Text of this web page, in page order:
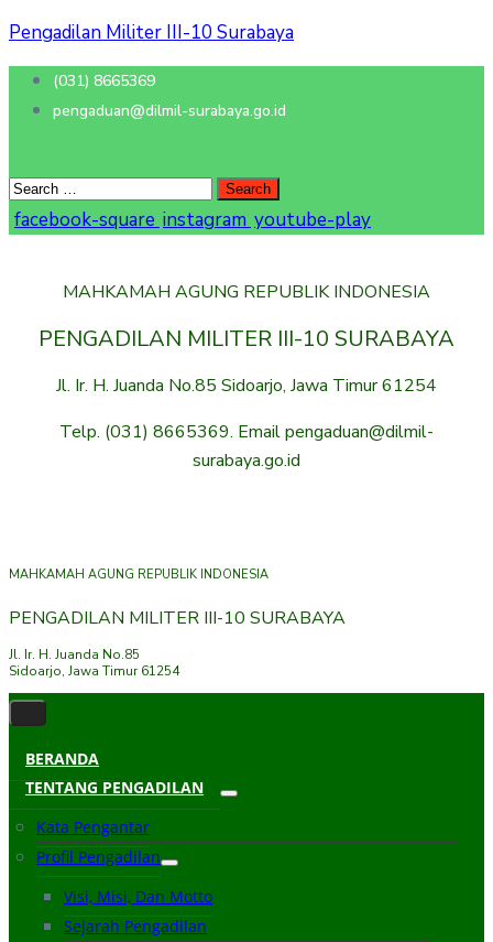
Pengadilan Militer III-10 Surabaya
(031) 8665369
pengaduan@dilmil-surabaya.go.id
facebook-square instagram youtube-play
MAHKAMAH AGUNG REPUBLIK INDONESIA
PENGADILAN MILITER III-10 SURABAYA
Jl. Ir. H. Juanda No.85 Sidoarjo, Jawa Timur 61254
Telp. (031) 8665369. Email pengaduan@dilmil-
surabaya.go.id
MAHKAMAH AGUNG REPUBLIK INDONESIA
PENGADILAN MILITER III-10 SURABAYA
Jl. Ir. H. Juanda No.85
Sidoarjo, Jawa Timur 61254
BERANDA
TENTANG PENGADILAN
Kata Pengantar
Profil Pengadilan
Visi, Misi, Dan Motto
Sejarah Pengadilan